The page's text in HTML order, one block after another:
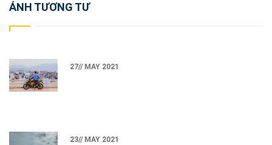
Post
navigation
ẢNH TƯƠNG TƯ
27// MAY 2021
23// MAY 2021